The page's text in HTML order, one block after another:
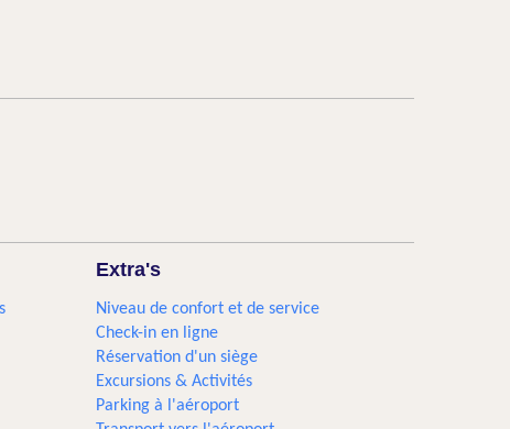
Extra's
Niveau de confort et de service
Check-in en ligne
Réservation d'un siège
Excursions & Activités​
Parking à l'aéroport